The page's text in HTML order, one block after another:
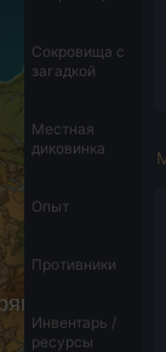
Сокровища с
загадкой
Местная
диковинка
Опыт
Противники
Инвентарь /
ресурсы